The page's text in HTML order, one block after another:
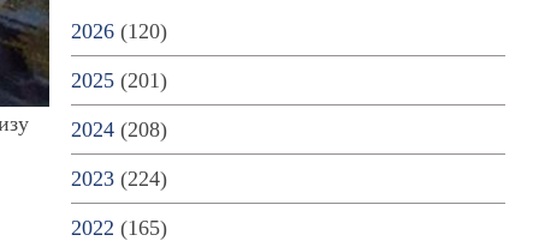
2026(120)
2025(201)
2024(208)
2023(224)
2022 (165)